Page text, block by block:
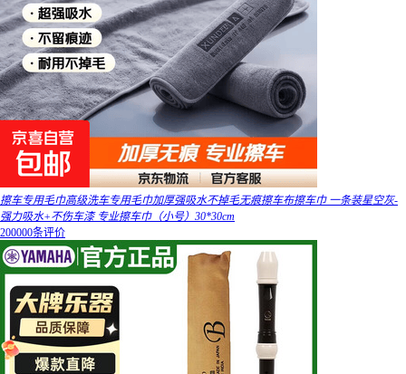
擦车专用毛巾高级洗车专用毛巾加厚强吸水不掉毛无痕擦车布擦车巾 一条装星空灰-
强力吸水+不伤车漆 专业擦车巾（小号）30*30cm
200000条评价